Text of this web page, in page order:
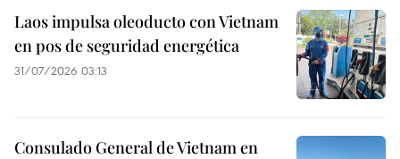
Laos impulsa oleoducto con Vietnam
en pos de seguridad energética
31/07/2026 03:13
Consulado General de Vietnam en